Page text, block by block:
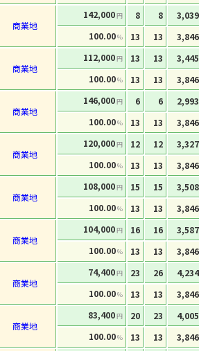
商業地
142,000円 8 8
3,039
100.00% 13 13
3,846
商業地
112,000円 13 13
3,445
100.00% 13 13
3,846
商業地
146,000円 6 6
2,993
100.00% 13 13
3,846
商業地
120,000円 12 12
3,327
100.00% 13 13
3,846
商業地
108,000円 15 15
3,508
100.00% 13 13
3,846
商業地
104,000円 16 16
3,587
100.00% 13 13
3,846
商業地
74,400円 23 26
4,234
100.00% 13 13
3,846
商業地
83,400円 20 23
4,005
100.00% 13 13
3,846